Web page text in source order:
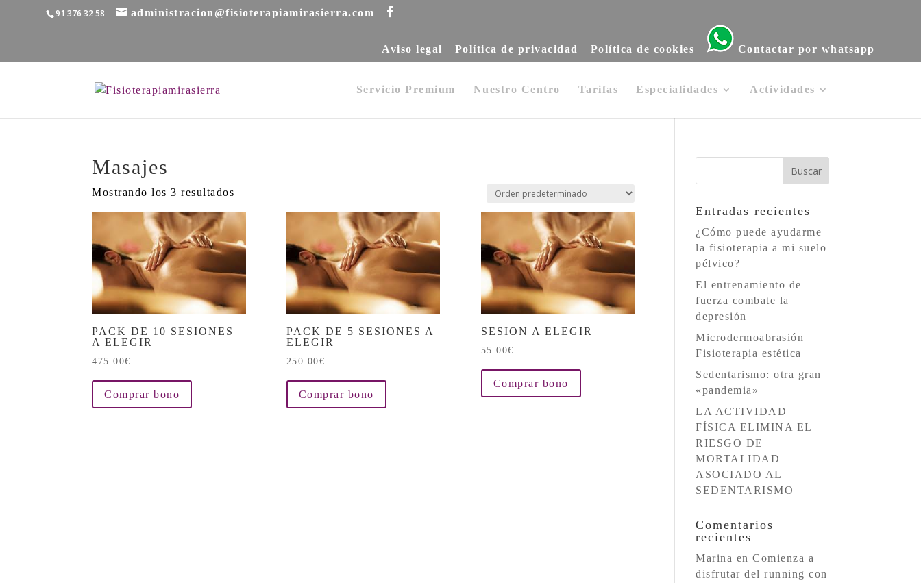
91 376 32 58 administracion@fisioterapiamirasierra.com
Aviso legal Política de privacidad Política de cookies Contactar por whatsapp
Servicio Premium Nuestro Centro Tarifas Especialidades Actividades
Masajes
Mostrando los 3 resultados
PACK DE 10 SESIONES
A ELEGIR
475.00€
Comprar bono
PACK DE 5 SESIONES A
ELEGIR
250.00€
Comprar bono
SESION A ELEGIR
55.00€
Comprar bono
Entradas recientes
¿Cómo puede ayudarme
la fisioterapia a mi suelo
pélvico?
El entrenamiento de
fuerza combate la
depresión
Microdermoabrasión
Fisioterapia estética
Sedentarismo: otra gran
«pandemia»
LA ACTIVIDAD
FÍSICA ELIMINA EL
RIESGO DE
MORTALIDAD
ASOCIADO AL
SEDENTARISMO
Comentarios
recientes
Marina enComienza a
disfrutar del running con